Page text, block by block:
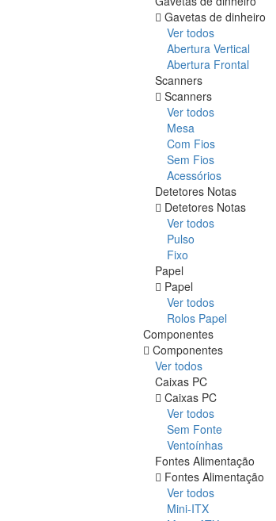
Gavetas de dinheiro
Ver todos
Abertura Vertical
Abertura Frontal
Scanners
Scanners
Ver todos
Mesa
Com Fios
Sem Fios
Acessórios
Detetores Notas
Detetores Notas
Ver todos
Pulso
Fixo
Papel
Papel
Ver todos
Rolos Papel
Componentes
Componentes
Ver todos
Caixas PC
Caixas PC
Ver todos
Sem Fonte
Ventoínhas
Fontes Alimentação
Fontes Alimentação
Ver todos
Mini-ITX